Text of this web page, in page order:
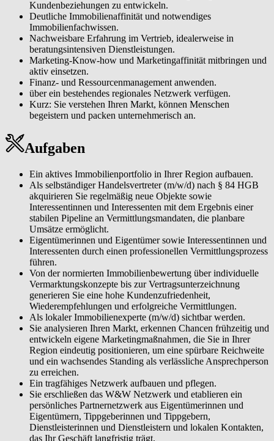
Kundenbeziehungen zu entwickeln.
Deutliche Immobilienaffinität und notwendiges
Immobilienfachwissen.
Nachweisbare Erfahrung im Vertrieb, idealerweise in
beratungsintensiven Dienstleistungen.
Marketing-Know-how und Marketingaffinität mitbringen und
aktiv einsetzen.
Finanz- und Ressourcenmanagement anwenden.
über ein bestehendes regionales Netzwerk verfügen.
Kurz: Sie verstehen Ihren Markt, können Menschen
begeistern und packen unternehmerisch an.
Aufgaben
Ein aktives Immobilienportfolio in Ihrer Region aufbauen.
Als selbständiger Handelsvertreter (m/w/d) nach § 84 HGB
akquirieren Sie regelmäßig neue Objekte sowie
Interessentinnen und Interessenten mit dem Ergebnis einer
stabilen Pipeline an Vermittlungsmandaten, die planbare
Umsätze ermöglicht.
Eigentümerinnen und Eigentümer sowie Interessentinnen und
Interessenten durch einen professionellen Vermittlungsprozess
führen.
Von der normierten Immobilienbewertung über individuelle
Vermarktungskonzepte bis zur Vertragsunterzeichnung
generieren Sie eine hohe Kundenzufriedenheit,
Wiederempfehlungen und erfolgreiche Vermittlungen.
Als lokaler Immobilienexperte (m/w/d) sichtbar werden.
Sie analysieren Ihren Markt, erkennen Chancen frühzeitig und
entwickeln eigene Marketingmaßnahmen, die Sie in Ihrer
Region eindeutig positionieren, um eine spürbare Reichweite
und ein wachsendes Standing als verlässliche Ansprechperson
zu erreichen.
Ein tragfähiges Netzwerk aufbauen und pflegen.
Sie erschließen das W&W Netzwerk und etablieren ein
persönliches Partnernetzwerk aus Eigentümerinnen und
Eigentümern, Tippgeberinnen und Tippgebern,
Dienstleisterinnen und Dienstleistern und lokalen Kontakten,
das Ihr Geschäft langfristig trägt.